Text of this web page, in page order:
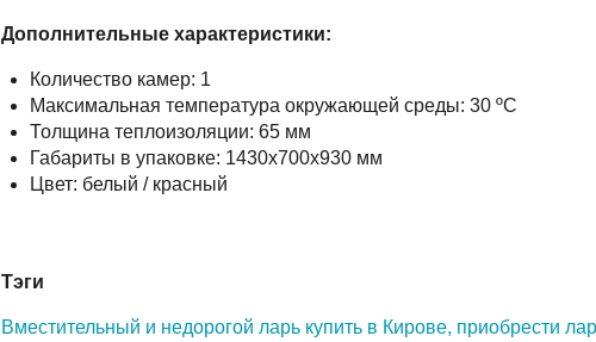
Дополнительные характеристики:
Количество камер: 1
Максимальная температура окружающей среды: 30 ºC
Толщина теплоизоляции: 65 мм
Габариты в упаковке: 1430х700х930 мм
Цвет: белый / красный
Тэги
Вместительный и недорогой ларь купить в Кирове, приобрести